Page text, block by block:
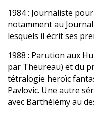
1984 : Journaliste
notamment au
lesquels il écrit ses
1988 : Parution aux
par Theureau) et du
tétralogie heroïc
Pavlovic. Une autre
avec Barthélémy au